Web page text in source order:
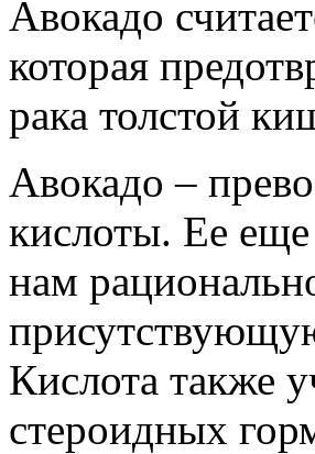
Авокадо
которая
рака толстой
Авокадо –
кислоты. Ее
нам
Кислота также
стероидных